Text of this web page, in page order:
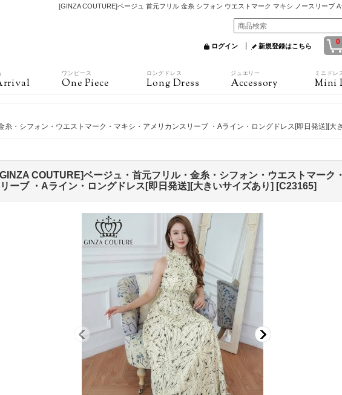
[GINZA COUTURE]ベージュ 首元フリル 金糸 シフォン ウエストマーク マキシ ノースリーブ
0
ログイン 新規登録はこちら
ワンピース
One Piece
ロングドレス
Long Dress
ジュエリー
Accessory
ミニドレ
Mini
糸・シフォン・ウエストマーク・マキシ・アメリカンスリーブ ・Aライン・ロングドレス[即日発送][大
COUTURE]ベージュ・首元フリル・金糸・シフォン・ウエストマーク
ーブ ・Aライン・ロングドレス[即日発送][大きいサイズあり] [C23165]